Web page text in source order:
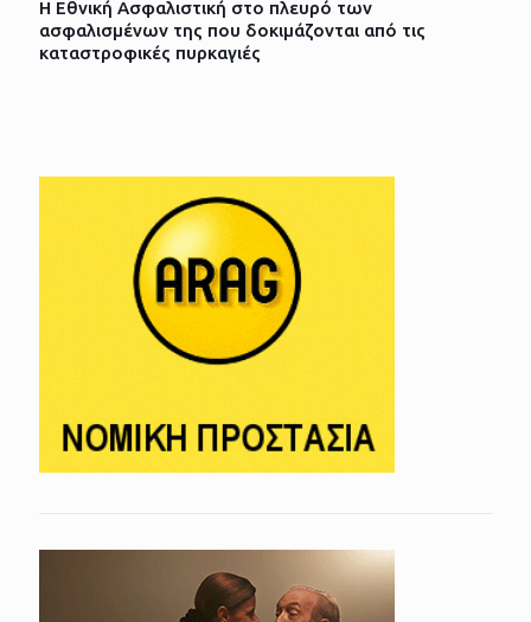
Η Εθνική Ασφαλιστική στο πλευρό των
ασφαλισμένων της που δοκιμάζονται από τις
καταστροφικές πυρκαγιές